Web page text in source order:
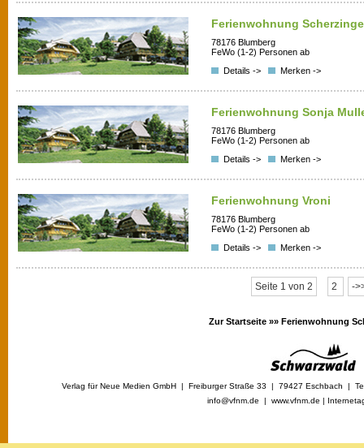
Ferienwohnung
78176 Blumberg
FeWo (1-2) Personen ab
Details ->
Merken ->
Ferienwohnung Sonja
78176 Blumberg
FeWo (1-2) Personen ab
Details ->
Merken ->
Ferienwohnung Vroni
78176 Blumberg
FeWo (1-2) Personen ab
Details ->
Merken ->
Seite 1 von 2 2 -
Zur Startseite »» Ferienwohnung
Verlag für Neue Medien GmbH | Freiburger Straße 33 | 79427 Eschbach |
info@vfnm.de | www.vfnm.de |